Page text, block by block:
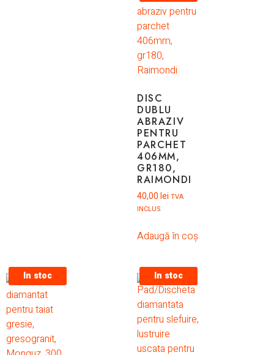
DISC
DUBLU
ABRAZIV
PENTRU
PARCHET
406MM,
GR180,
RAIMONDI
40,00 lei TVA
INCLUS
Adaugă în coș
In stoc In stoc